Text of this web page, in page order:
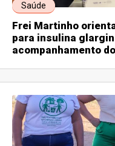
Saúde
Frei Martinho
para insulina
acompanhamento